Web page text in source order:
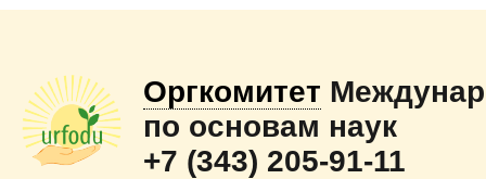
Оргкомитет
по основам наук
+7 (343) 205-91-11